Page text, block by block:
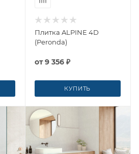
Плитка ALPINE 4D
(Peronda)
от9 356 ₽
КУПИТЬ